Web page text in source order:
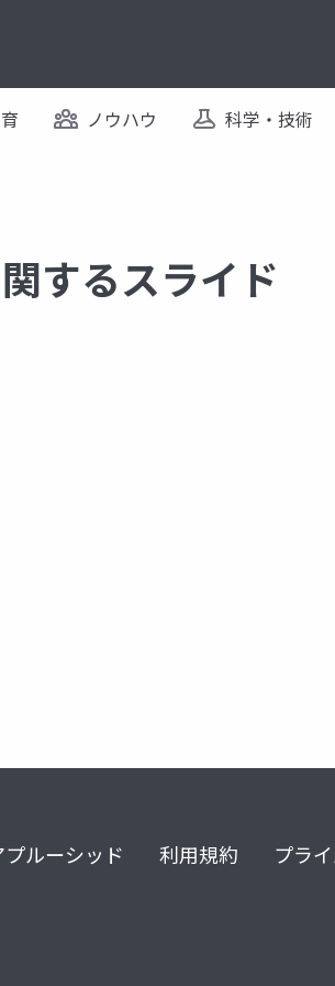
ノウハウ 科学・技術
するスライド
ルーシッド 利用規約 プラ